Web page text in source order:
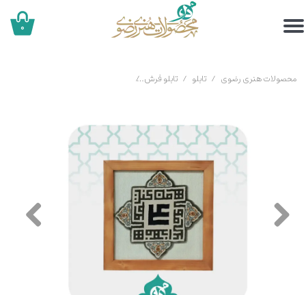
۰
محصولات هنری رضوی تابلو تابلو فرش